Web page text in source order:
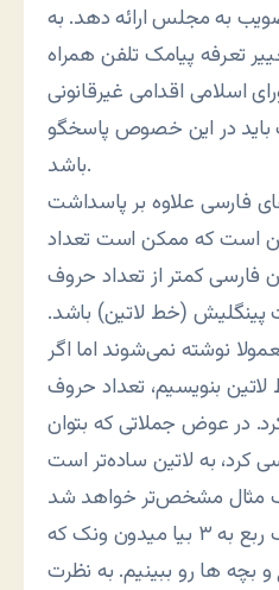
به مجلس ارائه دهد. به
تعرفه پیامک تلفن همراه
اقدامی غیرقانونی
باید در این خصوص پاسخگو
باشد.
فارسی علاوه بر پاسداشت
است که ممکن است تعداد
فارسی کمتر از تعداد حروف
(خط لاتین) باشد.
نوشته نمی‌شوند اما اگر
بنویسیم، تعداد حروف
در عوض جملاتی که بتوان
چطوری؟ لطفا ساعت یک ربع به ۳ بیا میدون ونک که
و بچه ها رو ببینیم. به نظرت